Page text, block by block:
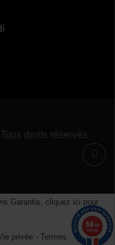
droits réservés
Garantis, cliquez ici pour
privée - Termes
9.8/10
1489 avis